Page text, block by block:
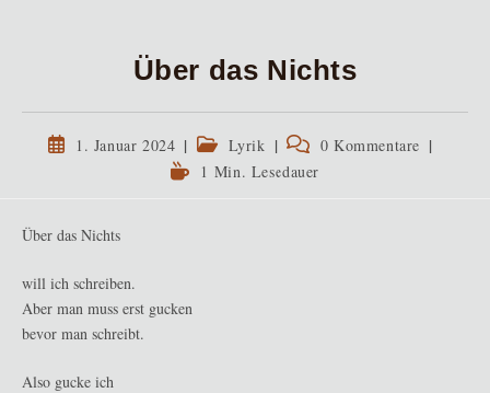
Über das Nichts
Beitrag1. Januar 2024
Beitrags-
Kategorie:
Lyrik
Beitrags-
Kommentare:
0 Kommentare
Lesedauer:
1 Min. Lesedauer
Über das Nichts
will ich schreiben.
Aber man muss erst gucken
bevor man schreibt.
Also gucke ich